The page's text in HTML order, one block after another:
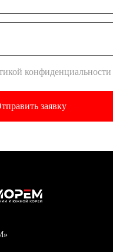
конфиденциальности